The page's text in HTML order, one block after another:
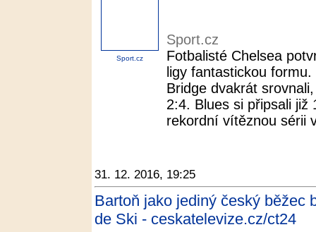
Sport.cz
Sport.cz
Fotbalisté Chelsea
ligy fantastickou
Bridge dvakrát
2:4. Blues si připsali již
rekordní vítěznou sérii
31. 12. 2016, 19:25
Bartoň jako jediný český běžec
de Ski - ceskatelevize.cz/ct24